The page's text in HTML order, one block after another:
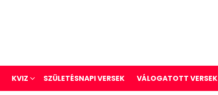
KVIZ SZÜLETÉSNAPI VERSEK VÁLOGATOTT VERSEK